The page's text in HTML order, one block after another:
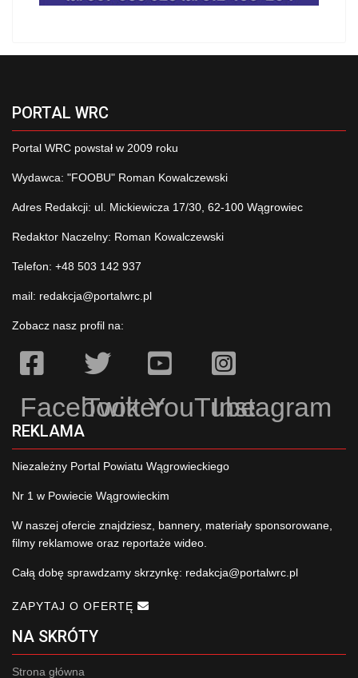
PORTAL WRC
Portal WRC powstał w 2009 roku
Wydawca: "FOOBU" Roman Kowalczewski
Adres Redakcji: ul. Mickiewicza 17/30, 62-100 Wągrowiec
Redaktor Naczelny: Roman Kowalczewski
Telefon: +48 503 142 937
mail: redakcja@portalwrc.pl
Zobacz nasz profil na:
Facebook
TwitterYouTubeInstagram
REKLAMA
Niezależny Portal Powiatu Wągrowieckiego
Nr 1 w Powiecie Wągrowieckim
W naszej ofercie znajdziesz, bannery, materiały sponsorowane,
filmy reklamowe oraz reportaże wideo.
Całą dobę sprawdzamy skrzynkę: redakcja@portalwrc.pl
ZAPYTAJ O OFERTĘ
NA SKRÓTY
Strona główna